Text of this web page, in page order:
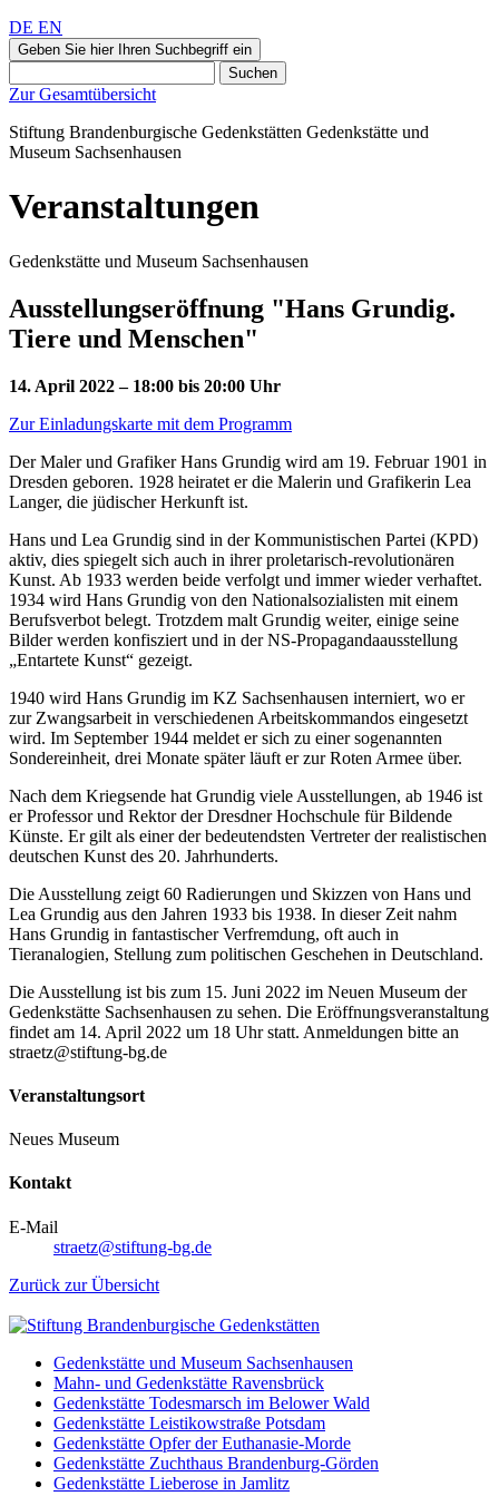
DE EN
Geben Sie hier Ihren Suchbegriff ein
Suchen
Zur Gesamtübersicht
Stiftung Brandenburgische Gedenkstätten Gedenkstätte und
Museum Sachsenhausen
Veranstaltungen
Gedenkstätte und Museum Sachsenhausen
Ausstellungseröffnung "Hans Grundig.
Tiere und Menschen"
14. April 2022 – 18:00 bis 20:00 Uhr
Zur Einladungskarte mit dem Programm
Der Maler und Grafiker Hans Grundig wird am 19. Februar 1901 in
Dresden geboren. 1928 heiratet er die Malerin und Grafikerin Lea
Langer, die jüdischer Herkunft ist.
Hans und Lea Grundig sind in der Kommunistischen Partei (KPD)
aktiv, dies spiegelt sich auch in ihrer proletarisch-revolutionären
Kunst. Ab 1933 werden beide verfolgt und immer wieder verhaftet.
1934 wird Hans Grundig von den Nationalsozialisten mit einem
Berufsverbot belegt. Trotzdem malt Grundig weiter, einige seine
Bilder werden konfisziert und in der NS-Propagandaausstellung
„Entartete Kunst“ gezeigt.
1940 wird Hans Grundig im KZ Sachsenhausen interniert, wo er
zur Zwangsarbeit in verschiedenen Arbeitskommandos eingesetzt
wird. Im September 1944 meldet er sich zu einer sogenannten
Sondereinheit, drei Monate später läuft er zur Roten Armee über.
Nach dem Kriegsende hat Grundig viele Ausstellungen, ab 1946 ist
er Professor und Rektor der Dresdner Hochschule für Bildende
Künste. Er gilt als einer der bedeutendsten Vertreter der realistischen
deutschen Kunst des 20. Jahrhunderts.
Die Ausstellung zeigt 60 Radierungen und Skizzen von Hans und
Lea Grundig aus den Jahren 1933 bis 1938. In dieser Zeit nahm
Hans Grundig in fantastischer Verfremdung, oft auch in
Tieranalogien, Stellung zum politischen Geschehen in Deutschland.
Die Ausstellung ist bis zum 15. Juni 2022 im Neuen Museum der
Gedenkstätte Sachsenhausen zu sehen. Die Eröffnungsveranstaltung
findet am 14. April 2022 um 18 Uhr statt. Anmeldungen bitte an
straetz@stiftung-bg.de
Veranstaltungsort
Neues Museum
Kontakt
E-Mail
straetz@stiftung-bg.de
Zurück zur Übersicht
Gedenkstätte und Museum Sachsenhausen
Mahn- und Gedenkstätte Ravensbrück
Gedenkstätte Todesmarsch im Belower Wald
Gedenkstätte Leistikowstraße Potsdam
Gedenkstätte Opfer der Euthanasie-Morde
Gedenkstätte Zuchthaus Brandenburg-Görden
Gedenkstätte Lieberose in Jamlitz